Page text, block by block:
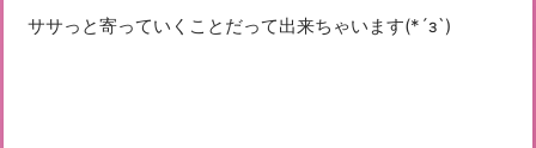
ササっと寄っていくことだって出来ちゃいます(*´з`)